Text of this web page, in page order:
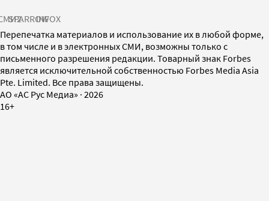
SPARROWINFOX
Перепечатка материалов и использование их в любой форме,
в том числе и в электронных СМИ, возможны только с
письменного разрешения редакции. Товарный знак Forbes
является исключительной собственностью Forbes Media Asia
Pte. Limited. Все права защищены.
AO «АС Рус Медиа» · 2026
16+